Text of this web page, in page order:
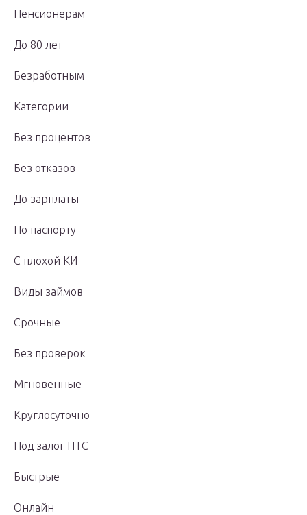
Пенсионерам
До 80 лет
Безработным
Категории
Без процентов
Без отказов
До зарплаты
По паспорту
С плохой КИ
Виды займов
Срочные
Без проверок
Мгновенные
Круглосуточно
Под залог ПТС
Быстрые
Онлайн